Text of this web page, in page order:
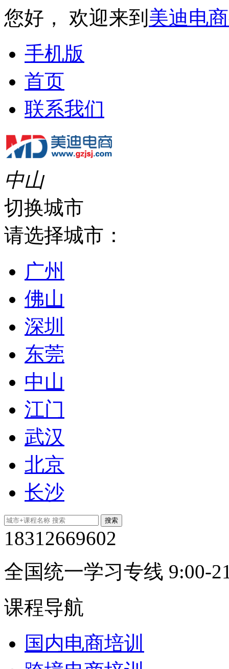
您好， 欢迎来到 美迪电
手机版
首页
联系我们
中山
切换城市
请选择城市：
广州
佛山
深圳
东莞
中山
江门
武汉
北京
长沙
18312669602
全国统一学习专线 9:00-
课程导航
国内电商培训